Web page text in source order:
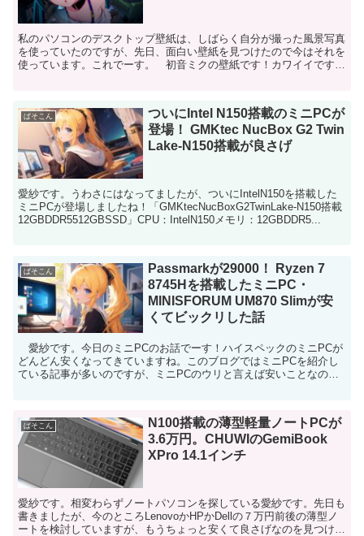
私のパソコンのデスクトップ壁紙は、しばらく自分が撮った風景写真
を使っていたのですが、先日、面白い壁紙を見つけたので今はそれを
使っています。これでーす。 初音ミクの壁紙です！カワイイですよ
ぱそこん
ついにIntel N150搭載のミニPCが
登場！ GMKtec NucBox G2 Twin
Lake-N150搭載が良さげ
愛紗です。うわさにはなってましたが、ついにIntelN150を搭載した
ミニPCが登場しましたね！「GMKtecNucBoxG2TwinLake-N150搭載
12GBDDR5512GBSSD」CPU：IntelN150メモリ：12GBDDR5...
ぱそこん
Passmarkが29000！ Ryzen 7
8745Hを搭載したミニPC・
MINISFORUM UM870 Slimが安
くてビックリした話
愛紗です。今日のミニPCのお話でーす！ハイスペックのミニPCが
どんどん安くなってきていますね。このブログではミニPCを紹介し
ている記事が多いのですが、ミニPCのウリと言えば安いことなの
ぱそこん
N100搭載の薄型軽量ノートPCが
3.6万円。CHUWIのGemiBook
XPro 14.1インチ
愛紗です。相変わらずノートパソコンを探している愛紗です。先日も
書きましたが、今のところLenovoかHPかDellの７万円前後の薄型ノ
ートを検討していますが、もうちょっと安くて良さげなのを見つけた